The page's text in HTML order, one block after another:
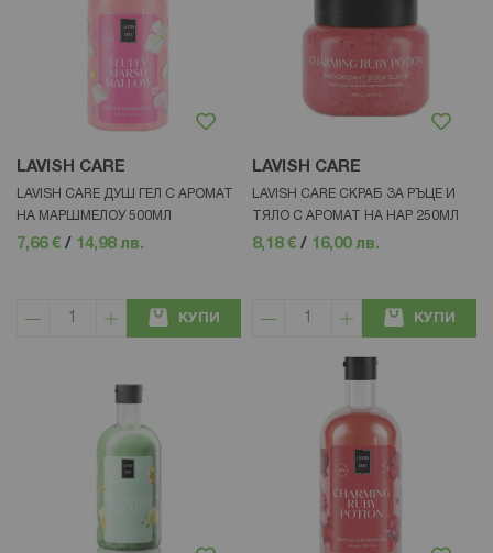
LAVISH CARE
LAVISH CARE ДУШ ГЕЛ С АРОМАТ
НА МАРШМЕЛОУ 500МЛ
7,66 € / 14,98 лв.
КУПИ
LAVISH CARE
LAVISH CARE СКРАБ ЗА РЪЦЕ И
ТЯЛО С АРОМАТ НА НАР 250МЛ
8,18 € / 16,00 лв.
КУПИ